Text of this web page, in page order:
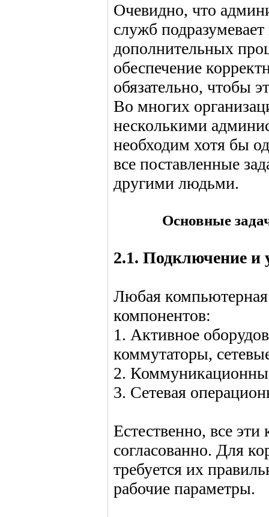
Очевидно, что
служб
дополнительных
обеспечение
обязательно, чтобы
Во многих
несколькими
необходим хотя бы
все поставленные
другими людьми.
Основные
2.1. Подключение и
Любая компьютерная
компонентов:
1. Активное
коммутаторы,
2.
3. Сетевая
Естественно, все
согласованно. Для
требуется их
рабочие параметры.